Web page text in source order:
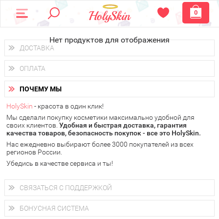
0
Нет продуктов для отображения
ДОСТАВКА
Доставка осуществляетсяпо всем городам России.
Вы можете выбрать доставку курьером, Почтой России или
получить заказ в пунктах выдачи PickPoint или пункте
самовывоза.
В 20 городах России доставка осуществляется ужена
следующий день.
у Вас всегда есть возможность получитьбесплатную
доставку от HolySkin.
подробнее об условиях доставки и оплаты в Вашем городе
ОПЛАТА
Вы можете оплатить свой заказ любым удобным способом:
наличными деньгами (
через интернет-банк (Альфа-банк, Сбербанк) и другими
электронными способами.
ПОЧЕМУ МЫ
HolySkin - красота в один клик!
Мы сделали покупку косметики максимально удобной для
своих клиентов. Удобная и быстрая доставка, гарантия
качества товаров, безопасность покупок - все это HolySkin.
Нас ежедневно выбирают более 3000 покупателей из всех
регионов России.
Убедись в качестве сервиса и ты!
СВЯЗАТЬСЯ С ПОДДЕРЖКОЙ
+7 (800) 707-24-55
Мы будем рады ответить на все Ваши вопросы по работе
магазина, проконсультировать по товарам, рассказать о
БОНУСНАЯ СИСТЕМА